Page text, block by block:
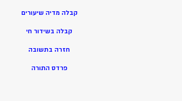
קבלה מדיה שיעורים
קבלה בשידור חי
חזרה בתשובה
פרדס התורה